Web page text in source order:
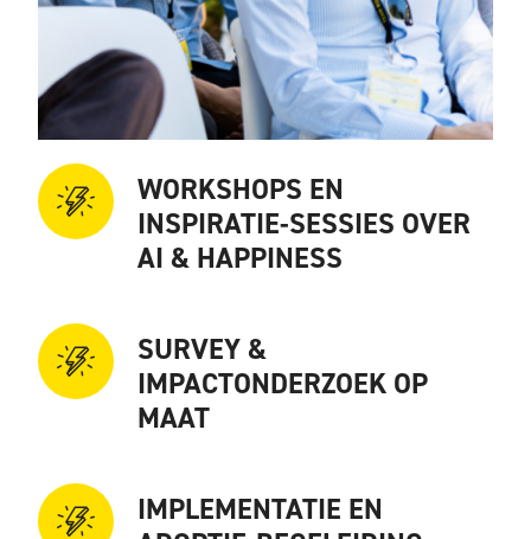
WORKSHOPS EN
INSPIRATIE-SESSIES OVER
AI & HAPPINESS
SURVEY &
IMPACTONDERZOEK OP
MAAT
IMPLEMENTATIE EN